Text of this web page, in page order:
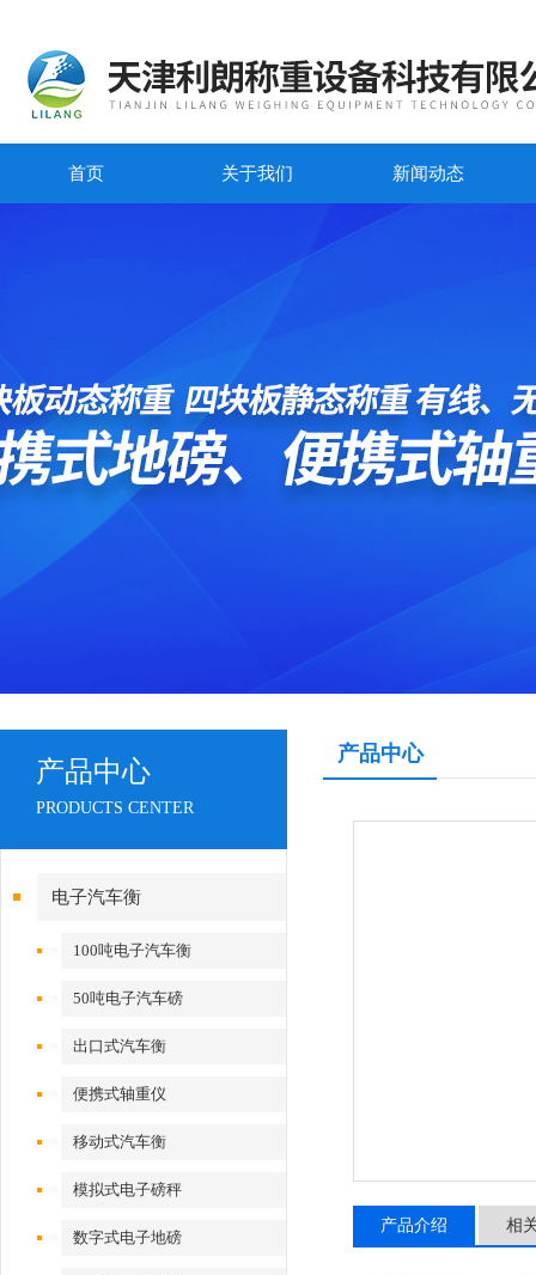
首页 关于我们 新闻动态
产品中心
PRODUCTS CENTER
电子汽车衡
100吨电子汽车衡
50吨电子汽车磅
出口式汽车衡
便携式轴重仪
移动式汽车衡
模拟式电子磅秤
数字式电子地磅
产品中心
产品介绍 相